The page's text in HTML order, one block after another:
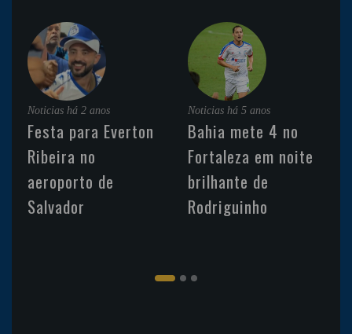
Noticias há 2 anos
Festa para Everton
Ribeira no
aeroporto de
Salvador
Noticias há 5 anos
Bahia mete 4 no
Fortaleza em noite
brilhante de
Rodriguinho